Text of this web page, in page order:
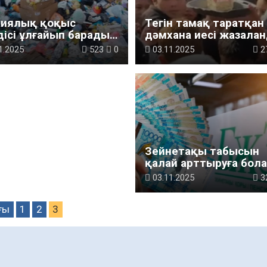
қоқыс
ұлғайып барады:
көмек сұрайды523 0
Тегін тамақ таратқан
дәмхана иесі
03.11.2025
Зейнетақы табысын
қалай арттыруға
03.11.2025
1 2 3